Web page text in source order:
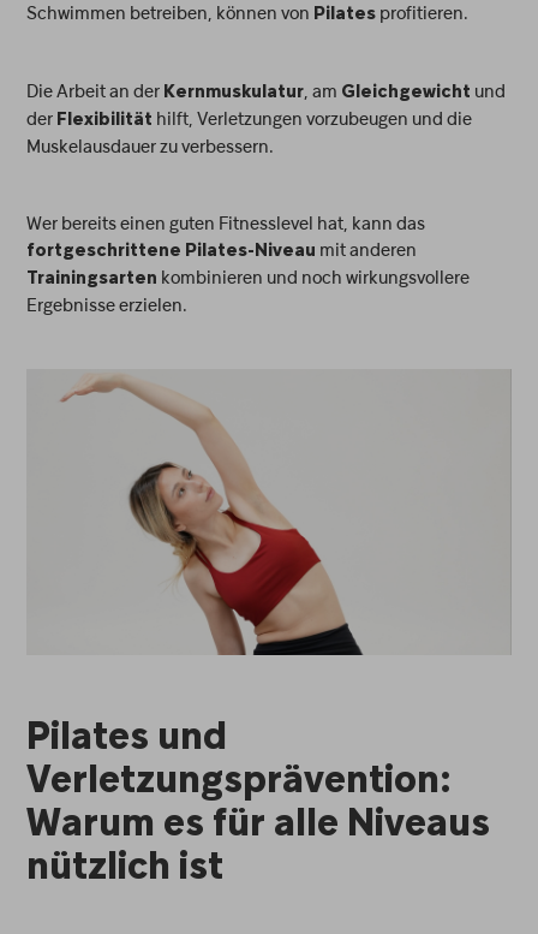
Schwimmen betreiben, können von Pilates profitieren.
Die Arbeit an der Kernmuskulatur, am Gleichgewicht und
der Flexibilität hilft, Verletzungen vorzubeugen und die
Muskelausdauer zu verbessern.
Wer bereits einen guten Fitnesslevel hat, kann das
fortgeschrittene Pilates-Niveau mit anderen
Trainingsarten kombinieren und noch wirkungsvollere
Ergebnisse erzielen.
Pilates und
Verletzungsprävention:
Warum es für alle Niveaus
nützlich ist